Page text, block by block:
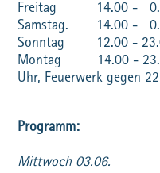
Freitag 14.00 -
Samstag. 14.00 -
Sonntag 12.00 -
Montag 14.00 -
Uhr, Feuerwerk gegen
Programm:
Mittwoch 03.06.